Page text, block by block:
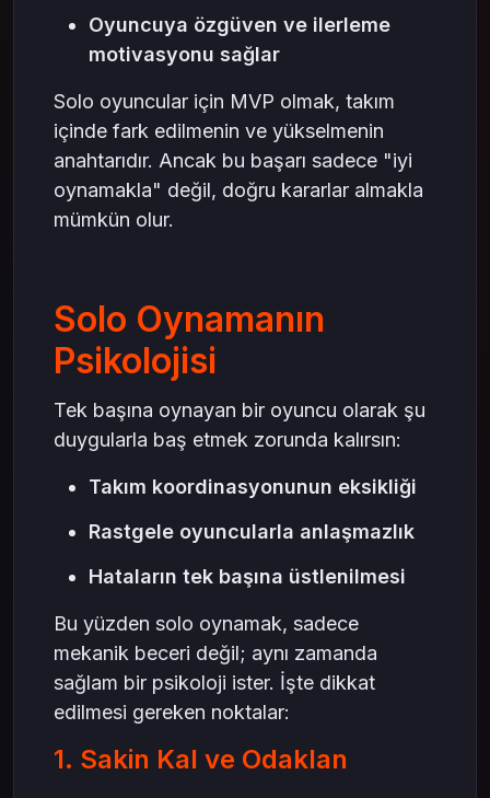
Oyuncuya özgüven ve ilerleme
motivasyonu sağlar
Solo oyuncular için MVP olmak, takım
içinde fark edilmenin ve yükselmenin
anahtarıdır. Ancak bu başarı sadece "iyi
oynamakla" değil, doğru kararlar almakla
mümkün olur.
Solo Oynamanın
Psikolojisi
Tek başına oynayan bir oyuncu olarak şu
duygularla baş etmek zorunda kalırsın:
Takım koordinasyonunun eksikliği
Rastgele oyuncularla anlaşmazlık
Hataların tek başına üstlenilmesi
Bu yüzden solo oynamak, sadece
mekanik beceri değil; aynı zamanda
sağlam bir psikoloji ister. İşte dikkat
edilmesi gereken noktalar:
1. Sakin Kal ve Odaklan